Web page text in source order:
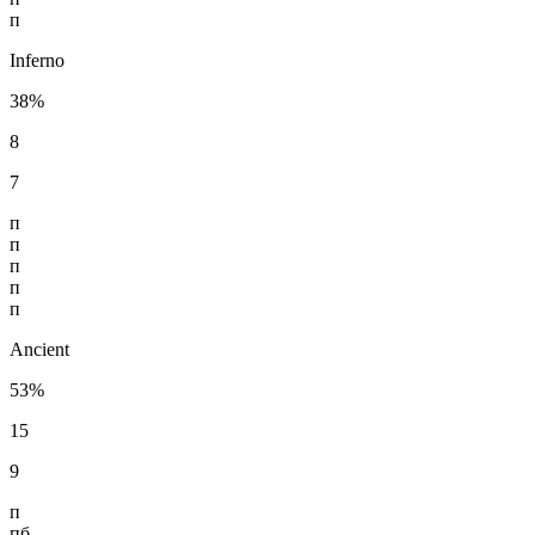
п
Inferno
38%
8
7
п
п
п
п
п
Ancient
53%
15
9
п